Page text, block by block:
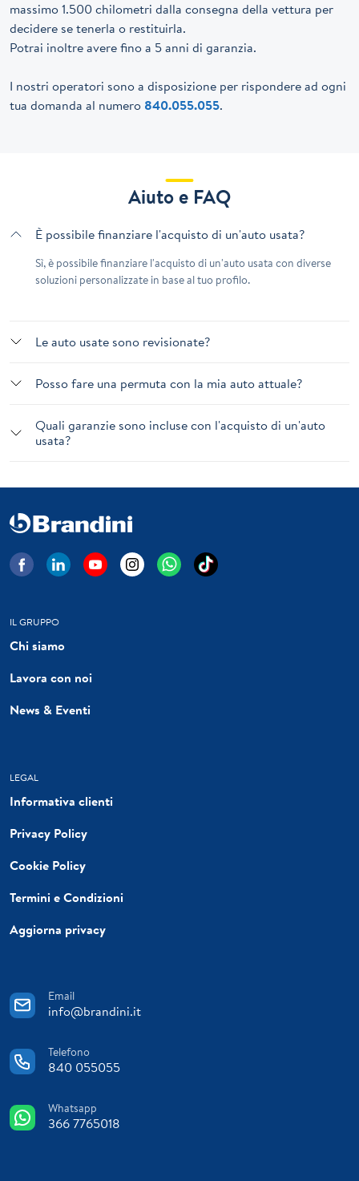
massimo 1.500 chilometri dalla consegna della vettura per
decidere se tenerla o restituirla.
Potrai inoltre avere fino a 5 anni di garanzia.
I nostri operatori sono a disposizione per rispondere ad ogni
tua domanda al numero 840.055.055.
Aiuto e FAQ
È possibile finanziare l'acquisto di un'auto usata?
Sì, è possibile finanziare l'acquisto di un'auto usata con diverse
soluzioni personalizzate in base al tuo profilo.
Le auto usate sono revisionate?
Posso fare una permuta con la mia auto attuale?
Quali garanzie sono incluse con l'acquisto di un'auto
usata?
IL GRUPPO
Chi siamo
Lavora con noi
News & Eventi
LEGAL
Informativa clienti
Privacy Policy
Cookie Policy
Termini e Condizioni
Aggiorna privacy
Email
info@brandini.it
Telefono
840 055055
Whatsapp
366 7765018